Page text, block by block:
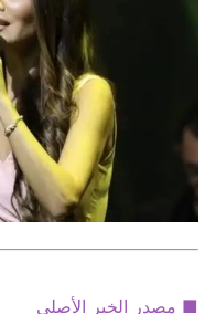
■ مصدر الخبر الأصلي